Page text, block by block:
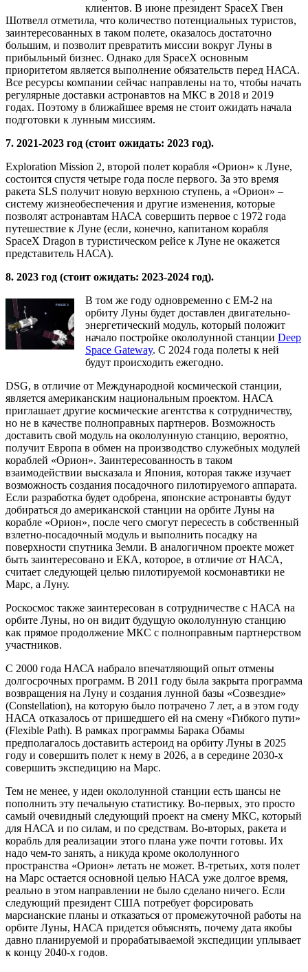
клиентов. В июне президент SpaceX Гвен
Шотвелл отметила, что количество потенциальных туристов,
заинтересованных в таком полете, оказалось достаточно
большим, и позволит превратить миссии вокруг Луны в
прибыльный бизнес. Однако для SpaceX основным
приоритетом является выполнение обязательств перед НАСА.
Все ресурсы компании сейчас направлены на то, чтобы начать
регулярные доставки астронавтов на МКС в 2018 и 2019
годах. Поэтому в ближайшее время не стоит ожидать начала
подготовки к лунным миссиям.
7. 2021-2023 год (стоит ожидать: 2023 год).
Exploration Mission 2, второй полет корабля «Орион» к Луне,
состоится спустя четыре года после первого. За это время
ракета SLS получит новую верхнюю ступень, а «Орион» –
систему жизнеобеспечения и другие изменения, которые
позволят астронавтам НАСА совершить первое с 1972 года
путешествие к Луне (если, конечно, капитаном корабля
SpaceX Dragon в туристическом рейсе к Луне не окажется
представитель НАСА).
8. 2023 год (стоит ожидать: 2023-2024 год).
В том же году одновременно с EM-2 на
орбиту Луны будет доставлен двигательно-
энергетический модуль, который положит
начало постройке окололунной станции Deep
Space Gateway. С 2024 года полеты к ней
будут происходить ежегодно.
DSG, в отличие от Международной космической станции,
является американским национальным проектом. НАСА
приглашает другие космические агентства к сотрудничеству,
но не в качестве полноправных партнеров. Возможность
доставить свой модуль на окололунную станцию, вероятно,
получит Европа в обмен на производство служебных модулей
кораблей «Орион». Заинтересованность в таком
взаимодействии высказала и Япония, которая также изучает
возможность создания посадочного пилотируемого аппарата.
Если разработка будет одобрена, японские астронавты будут
добираться до американской станции на орбите Луны на
корабле «Орион», после чего смогут пересесть в собственный
взлетно-посадочный модуль и выполнить посадку на
поверхности спутника Земли. В аналогичном проекте может
быть заинтересовано и ЕКА, которое, в отличие от НАСА,
считает следующей целью пилотируемой космонавтики не
Марс, а Луну.
Роскосмос также заинтересован в сотрудничестве с НАСА на
орбите Луны, но он видит будущую окололунную станцию
как прямое продолжение МКС с полноправным партнерством
участников.
С 2000 года НАСА набрало впечатляющий опыт отмены
долгосрочных программ. В 2011 году была закрыта программа
возвращения на Луну и создания лунной базы «Созвездие»
(Constellation), на которую было потрачено 7 лет, а в этом году
НАСА отказалось от пришедшего ей на смену «Гибкого пути»
(Flexible Path). В рамках программы Барака Обамы
предполагалось доставить астероид на орбиту Луны в 2025
году и совершить полет к нему в 2026, а в середине 2030-х
совершить экспедицию на Марс.
Тем не менее, у идеи окололунной станции есть шансы не
пополнить эту печальную статистику. Во-первых, это просто
самый очевидный следующий проект на смену МКС, который
для НАСА и по силам, и по средствам. Во-вторых, ракета и
корабль для реализации этого плана уже почти готовы. Их
надо чем-то занять, а никуда кроме окололунного
пространства «Орион» летать не может. В-третьих, хотя полет
на Марс остается основной целью НАСА уже долгое время,
реально в этом направлении не было сделано ничего. Если
следующий президент США потребует форсировать
марсианские планы и отказаться от промежуточной работы на
орбите Луны, НАСА придется объяснять, почему дата якобы
давно планируемой и прорабатываемой экспедиции уплывает
к концу 2040-х годов.